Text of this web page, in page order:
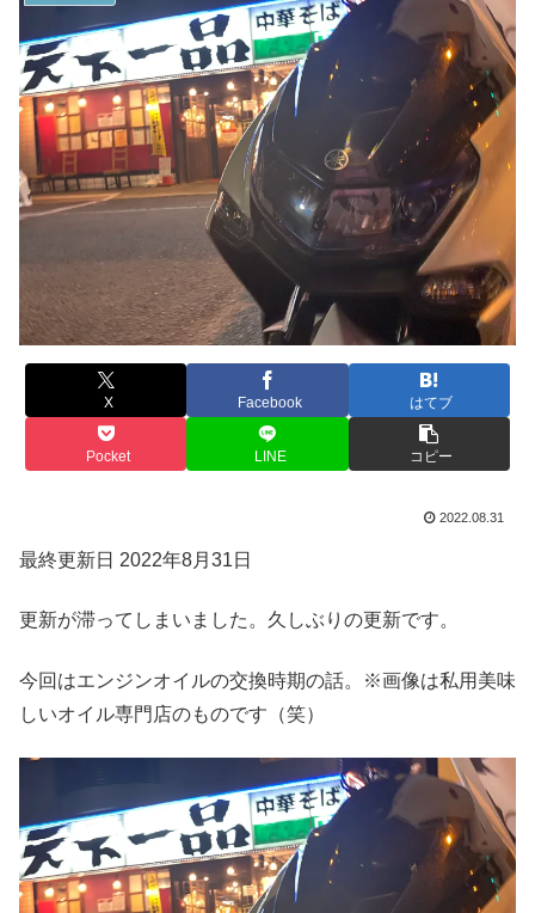
X Facebook はてブ
Pocket LINE コピー
2022.08.31
最終更新日 2022年8月31日
更新が滞ってしまいました。久しぶりの更新です。
今回はエンジンオイルの交換時期の話。※画像は私用美味
しいオイル専門店のものです（笑）